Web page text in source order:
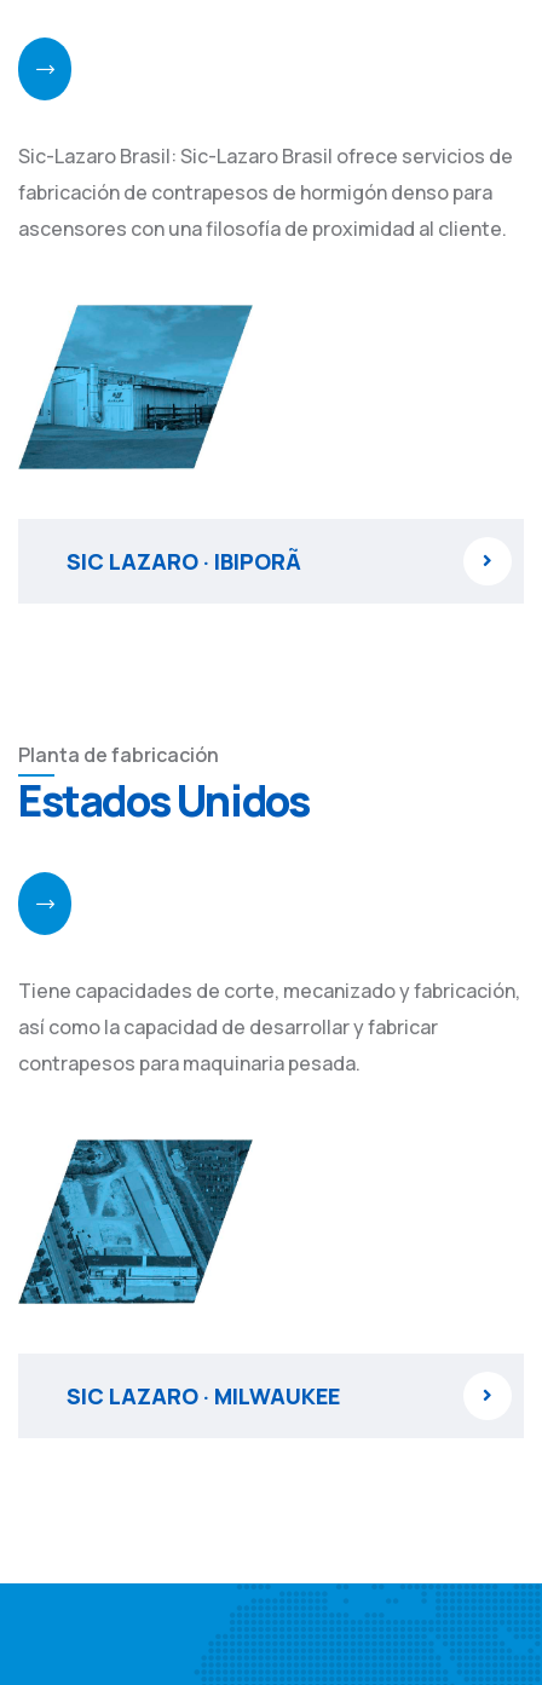
Sic-Lazaro Brasil: Sic-Lazaro Brasil ofrece servicios de
fabricación de contrapesos de hormigón denso para
ascensores con una filosofía de proximidad al cliente.
SIC LAZARO · IBIPORÃ
Planta de fabricación
Estados Unidos
Tiene capacidades de corte, mecanizado y fabricación,
así como la capacidad de desarrollar y fabricar
contrapesos para maquinaria pesada.
SIC LAZARO · MILWAUKEE